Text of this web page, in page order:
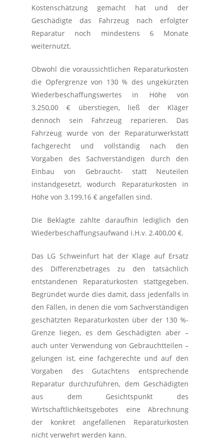
Kostenschätzung gemacht hat und der
Geschädigte das Fahrzeug nach erfolgter
Reparatur noch mindestens 6 Monate
weiternutzt.
Obwohl die voraussichtlichen Reparaturkosten
die Opfergrenze von 130 % des ungekürzten
Wiederbeschaffungswertes in Höhe von
3.250,00 € überstiegen, ließ der Kläger
dennoch sein Fahrzeug reparieren. Das
Fahrzeug wurde von der Reparaturwerkstatt
fachgerecht und vollständig nach den
Vorgaben des Sachverständigen durch den
Einbau von Gebraucht- statt Neuteilen
instandgesetzt, wodurch Reparaturkosten in
Höhe von 3.199,16 € angefallen sind.
Die Beklagte zahlte daraufhin lediglich den
Wiederbeschaffungsaufwand i.H.v. 2.400,00 €.
Das LG Schweinfurt hat der Klage auf Ersatz
des Differenzbetrages zu den tatsächlich
entstandenen Reparaturkosten stattgegeben.
Begründet wurde dies damit, dass jedenfalls in
den Fällen, in denen die vom Sachverständigen
geschätzten Reparaturkosten über der 130 %-
Grenze liegen, es dem Geschädigten aber –
auch unter Verwendung von Gebrauchtteilen –
gelungen ist, eine fachgerechte und auf den
Vorgaben des Gutachtens entsprechende
Reparatur durchzuführen, dem Geschädigten
aus dem Gesichtspunkt des
Wirtschaftlichkeitsgebotes eine Abrechnung
der konkret angefallenen Reparaturkosten
nicht verwehrt werden kann.